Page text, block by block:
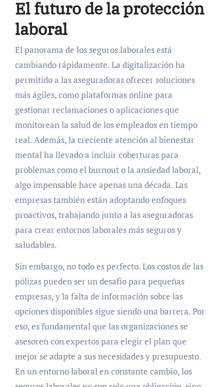
El futuro de la protección
laboral
El panorama de los seguros laborales está
cambiando rápidamente. La digitalización ha
permitido a las aseguradoras ofrecer soluciones
más ágiles, como plataformas online para
gestionar reclamaciones o aplicaciones que
monitorean la salud de los empleados en tiempo
real. Además, la creciente atención al bienestar
mental ha llevado a incluir coberturas para
problemas como el burnout o la ansiedad laboral,
algo impensable hace apenas una década. Las
empresas también están adoptando enfoques
proactivos, trabajando junto a las aseguradoras
para crear entornos laborales más seguros y
saludables.
Sin embargo, no todo es perfecto. Los costos de las
pólizas pueden ser un desafío para pequeñas
empresas, y la falta de información sobre las
opciones disponibles sigue siendo una barrera. Por
eso, es fundamental que las organizaciones se
asesoren con expertos para elegir el plan que
mejor se adapte a sus necesidades y presupuesto.
En un entorno laboral en constante cambio, los